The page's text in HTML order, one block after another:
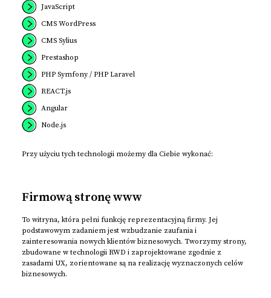
JavaScript
CMS WordPress
CMS Sylius
Prestashop
PHP Symfony / PHP Laravel
REACT.js
Angular
Node.js
Przy użyciu tych technologii możemy dla Ciebie wykonać:
Firmową stronę www
To witryna, która pełni funkcję reprezentacyjną firmy. Jej
podstawowym zadaniem jest wzbudzanie zaufania i
zainteresowania nowych klientów biznesowych. Tworzymy strony,
zbudowane w technologii RWD i zaprojektowane zgodnie z
zasadami UX, zorientowane są na realizację wyznaczonych celów
biznesowych.